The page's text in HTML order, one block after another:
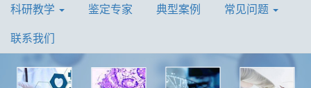
科研教学
鉴定专家 典型案例
常见问题
联系我们